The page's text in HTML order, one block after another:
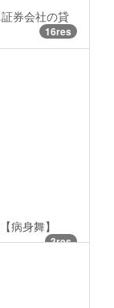
券会社の貸
16res
病身舞】
3res